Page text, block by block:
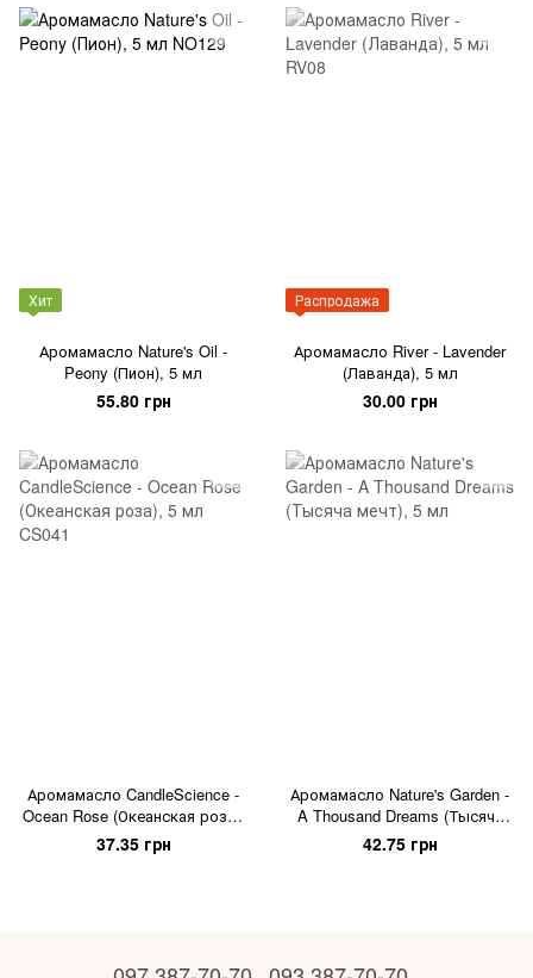
Хит
Аромамасло Nature's Oil -
Peony (Пион), 5 мл
55.80 грн
Распродажа
Аромамасло River - Lavender
(Лаванда), 5 мл
30.00 грн
Аромамасло CandleScience -
Ocean Rose (Океанская роза),
5 мл
37.35 грн
Аромамасло Nature's Garden -
A Thousand Dreams (Тысяча
мечт), 5 мл
42.75 грн